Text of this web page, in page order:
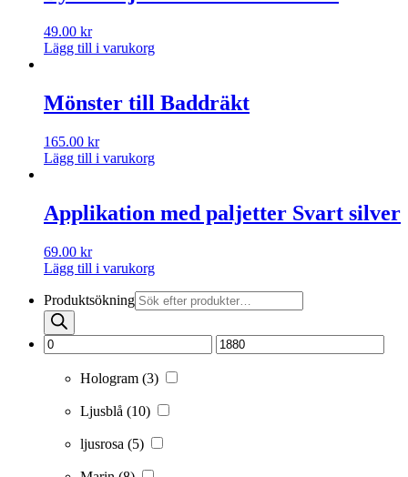
49.00 kr
Lägg till i varukorg
Mönster till Baddräkt
165.00 kr
Lägg till i varukorg
Applikation med paljetter Svart silver
69.00 kr
Lägg till i varukorg
Produktsökning
Hologram (3)
Ljusblå (10)
ljusrosa (5)